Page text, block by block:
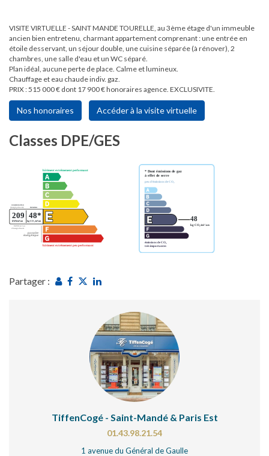
VISITE VIRTUELLE - SAINT MANDE TOURELLE, au 3ème étage d'un immeuble
ancien bien entretenu, charmant appartement comprenant : une entrée en
étoile desservant, un séjour double, une cuisine séparée (à rénover), 2
chambres, une salle d'eau et un WC séparé.
Plan idéal, aucune perte de place. Calme et lumineux.
Chauffage et eau chaude indiv. gaz.
PRIX : 515 000 € dont 17 900 € honoraires agence. EXCLUSIVITE.
Nos honoraires Accéder à la visite virtuelle
Classes DPE/GES
Partager :
TiffenCogé - Saint-Mandé & Paris Est
01.43.98.21.54
1 avenue du Général de Gaulle